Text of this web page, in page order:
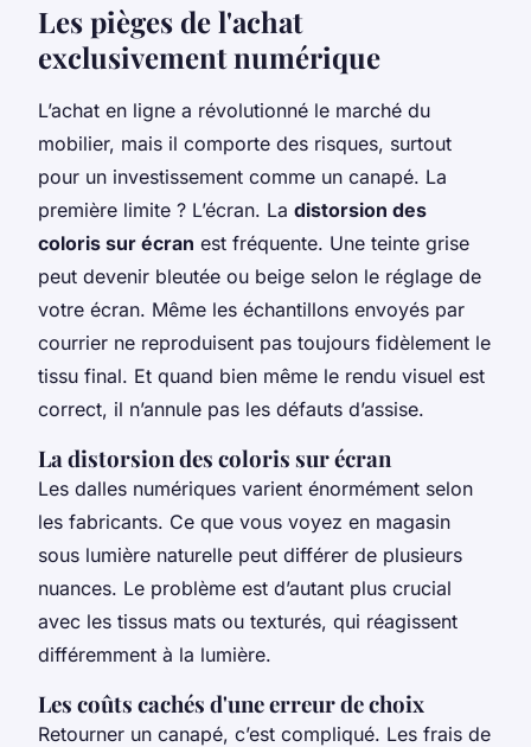
Les pièges de l'achat
exclusivement numérique
L’achat en ligne a révolutionné le marché du
mobilier, mais il comporte des risques, surtout
pour un investissement comme un canapé. La
première limite ? L’écran. La distorsion des
coloris sur écran est fréquente. Une teinte grise
peut devenir bleutée ou beige selon le réglage de
votre écran. Même les échantillons envoyés par
courrier ne reproduisent pas toujours fidèlement le
tissu final. Et quand bien même le rendu visuel est
correct, il n’annule pas les défauts d’assise.
La distorsion des coloris sur écran
Les dalles numériques varient énormément selon
les fabricants. Ce que vous voyez en magasin
sous lumière naturelle peut différer de plusieurs
nuances. Le problème est d’autant plus crucial
avec les tissus mats ou texturés, qui réagissent
différemment à la lumière.
Les coûts cachés d'une erreur de choix
Retourner un canapé, c’est compliqué. Les frais de